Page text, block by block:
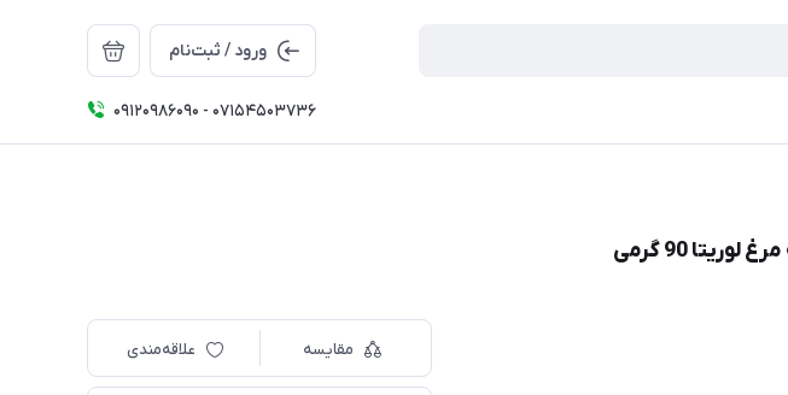
ورود / ثبت‌نام
09120986090 - 07154503736
90 گرمی
مقایسه علاقه‌مندی